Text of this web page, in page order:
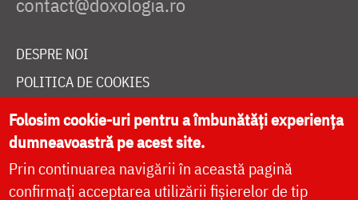
DESPRE NOI
POLITICA DE COOKIES
DONEAZĂ ONLINE PENTRU CATEDRALA NAȚIONALĂ
LIVE
Folosim cookie-uri pentru a îmbunătăți experiența
dumneavoastră pe acest site.
Prin continuarea navigării în această pagină
confirmați acceptarea utilizării fișierelor de tip